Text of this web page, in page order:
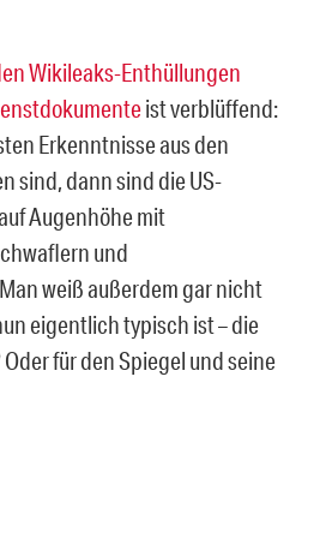
Wikileaks-Enthüllungen
ist verblüffend:
Erkenntnisse aus den
sind, dann sind die US-
Augenhöhe mit
und
weiß außerdem gar nicht
eigentlich typisch ist – die
für den Spiegel und seine